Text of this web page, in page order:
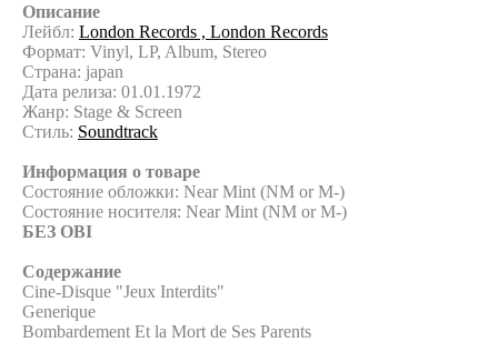
Описание
Лейбл: London Records , London Records
Формат: Vinyl, LP, Album, Stereo
Страна: japan
Дата релиза: 01.01.1972
Жанр: Stage & Screen
Стиль: Soundtrack
Информация о товаре
Состояние обложки: Near Mint (NM or M-)
Состояние носителя: Near Mint (NM or M-)
БЕЗ OBI
Содержание
Cine-Disque "Jeux Interdits"
Generique
Bombardement Et la Mort de Ses Parents